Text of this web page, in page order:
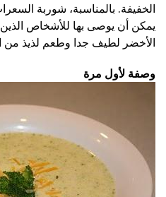
الخفيفة. بالمناسبة، شوربة
يمكن أن يوصى بها للأشخاص الذين
الأخضر لطيف جدا وطعم لذيذ من
وصفة لأول مرة